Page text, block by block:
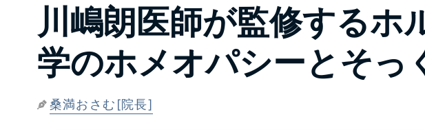
川嶋朗医師が監修するホ
学のホメオパシーとそっ
桑満おさむ[院長]